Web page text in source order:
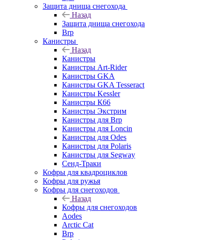
Защита днища снегохода
Назад
Защита днища снегохода
Brp
Канистры
Назад
Канистры
Канистры Art-Rider
Канистры GKA
Канистры GKA Tesseract
Канистры Kessler
Канистры К66
Канистры Экстрим
Канистры для Brp
Канистры для Loncin
Канистры для Odes
Канистры для Polaris
Канистры для Segway
Сенд-Траки
Кофры для квадроциклов
Кофры для ружья
Кофры для снегоходов
Назад
Кофры для снегоходов
Aodes
Arctic Cat
Brp